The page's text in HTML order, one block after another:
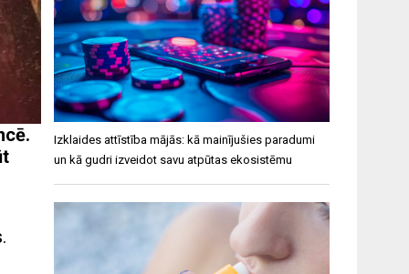
Izklaides attīstība mājās: kā mainījušies paradumi
un kā gudri izveidot savu atpūtas ekosistēmu